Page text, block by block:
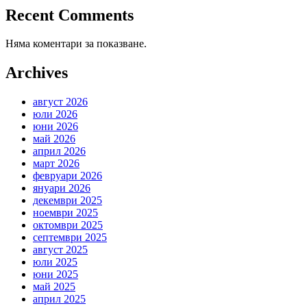
Recent Comments
Няма коментари за показване.
Archives
август 2026
юли 2026
юни 2026
май 2026
април 2026
март 2026
февруари 2026
януари 2026
декември 2025
ноември 2025
октомври 2025
септември 2025
август 2025
юли 2025
юни 2025
май 2025
април 2025